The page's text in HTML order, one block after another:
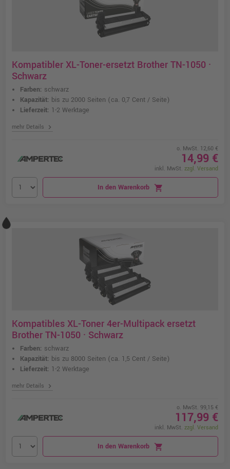
Kompatibler XL-Toner-ersetzt Brother TN-1050 ·
Schwarz
Farben: schwarz
Kapazität: bis zu 2000 Seiten (ca. 0,7 Cent / Seite)
Lieferzeit: 1-2 Werktage
mehr Details chevron_right
o. MwSt. 12,60 €
14,99 €
inkl. MwSt. zzgl. Versand
In den Warenkorb shopping_cart
Kompatibles XL-Toner 4er-Multipack ersetzt
Brother TN-1050 · Schwarz
Farben: schwarz
Kapazität: bis zu 8000 Seiten (ca. 1,5 Cent / Seite)
Lieferzeit: 1-2 Werktage
mehr Details chevron_right
o. MwSt. 99,15 €
117,99 €
inkl. MwSt. zzgl. Versand
In den Warenkorb shopping_cart